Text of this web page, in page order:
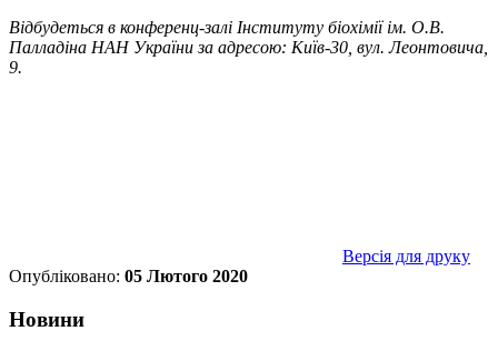
Відбудеться в конференц-залі Інституту біохімії ім. О.В.
Палладіна НАН Україниза адресою: Київ-30, вул. Леонтовича,
9.
Версія для друку
Опубліковано: 05 Лютого 2020
Новини